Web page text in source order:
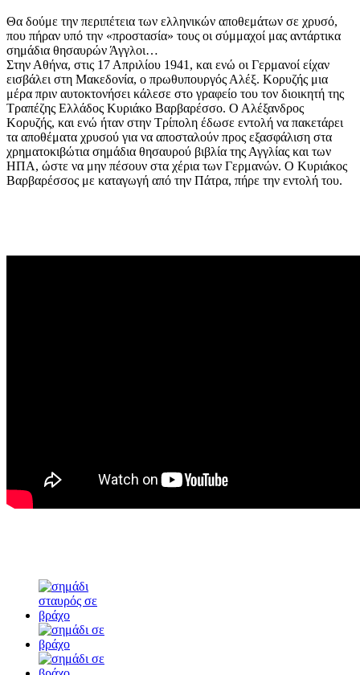
Θα δούμε την περιπέτεια των ελληνικών αποθεμάτων σε χρυσό,
που πήραν υπό την «προστασία» τους οι σύμμαχοί μας αντάρτικα
σημάδια θησαυρών Άγγλοι…
Στην Αθήνα, στις 17 Απριλίου 1941, και ενώ οι Γερμανοί είχαν
εισβάλει στη Μακεδονία, ο πρωθυπουργός Αλέξ. Κορυζής μια
μέρα πριν αυτοκτονήσει κάλεσε στο γραφείο του τον διοικητή της
Τραπέζης Ελλάδος Κυριάκο Βαρβαρέσσο. Ο Αλέξανδρος
Κορυζής, και ενώ ήταν στην Τρίπολη έδωσε εντολή να πακετάρει
τα αποθέματα χρυσού για να αποσταλούν προς εξασφάλιση στα
χρηματοκιβώτια σημάδια θησαυρού βιβλία της Αγγλίας και των
ΗΠΑ, ώστε να μην πέσουν στα χέρια των Γερμανών. Ο Κυριάκος
Βαρβαρέσσος με καταγωγή από την Πάτρα, πήρε την εντολή του.